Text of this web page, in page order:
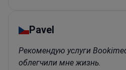
Pavel
Рекомендую услуги
облегчили мне жизнь.